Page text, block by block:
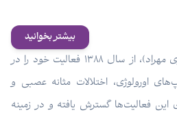
بیشتر بخوانید
مرکز اورولوژی مهراد (دکتر مهری مهراد)، از سال ۱۳۸۸ فعالیت خود را در
اورولوژی، اختلالات مثانه عصبی و
این فعالیت‌ها گسترش یافته و در زمینه